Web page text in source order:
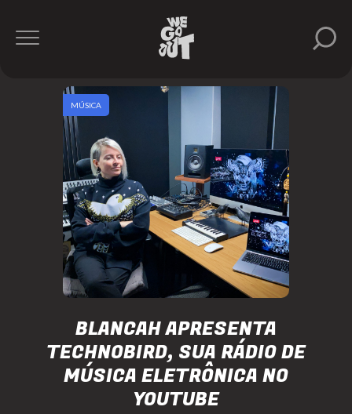
BLANCAH APRESENTA
TECHNOBIRD, SUA RÁDIO DE
MÚSICA ELETRÔNICA NO
YOUTUBE
MÚSICA